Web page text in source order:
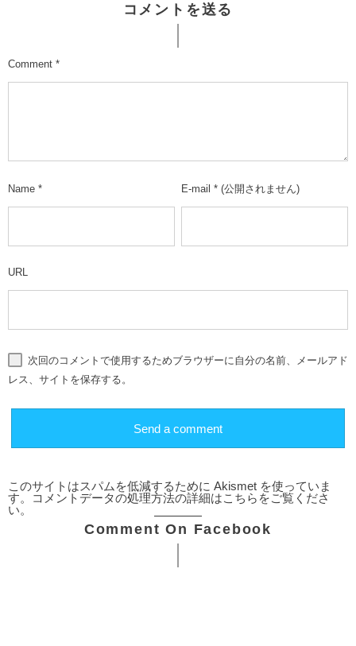
コメントを送る
Comment *
Name * E-mail * (公開されません)
URL
次回のコメントで使用するためブラウザーに自分の名前、メールアド
レス、サイトを保存する。
このサイトはスパムを低減するために Akismet を使っていま
す。
コメントデータの処理方法の詳細はこちらをご覧くださ
い。
Comment On Facebook